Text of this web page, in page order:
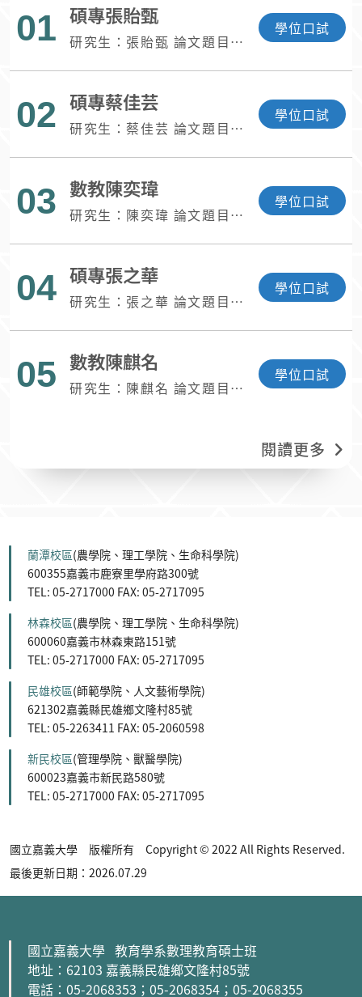
01 碩專張貽甄
研究生：張貽甄 論文題目：
學探究能力之研究一以因材
網自然探究精靈為例 指導教
授：陳均伊副教授 時間：
115年7月30日(星期四)下午
14時30分 地點：科學館
I408教室
學位口試
02 碩專蔡佳芸
研究生：蔡佳芸 論文題目：
實踐之研究 指導教授：陳均
伊副教授 時間：115年7月
30日(星期四)下午13時00分
地點：科學館I408教室
學位口試
03 數教陳奕瑋
研究生：陳奕瑋 論文題目：
授 時間：115年7月27日(星
期一)上午11時00分 地點：
科學館110教室
學位口試
04 碩專張之華
研究生：張之華 論文題目：
研究 指導教授：姚如芬教授
時間：115年7月27日(星期
一)下午14時00分 地點：科
學位口試
05 數教陳麒名
研究生：陳麒名 論文題目：
教授 時間：115年7月27日
學位口試
閱讀更多
蘭潭校區(農學院、理工學院、生命科學院)
600355嘉義市鹿寮里學府路300號
TEL: 05-2717000 FAX: 05-2717095
林森校區(農學院、理工學院、生命科學院)
600060嘉義市林森東路151號
TEL: 05-2717000 FAX: 05-2717095
民雄校區(師範學院、人文藝術學院)
621302嘉義縣民雄鄉文隆村85號
TEL: 05-2263411 FAX: 05-2060598
新民校區(管理學院、獸醫學院)
600023嘉義市新民路580號
TEL: 05-2717000 FAX: 05-2717095
國立嘉義大學 版權所有 Copyright © 2022 All Rights Reserved.
最後更新日期：2026.07.29
國立嘉義大學 教育學系數理教育碩士班
地址：62103 嘉義縣民雄鄉文隆村85號
電話：05-2068353 ；05-2068354 ；05-2068355